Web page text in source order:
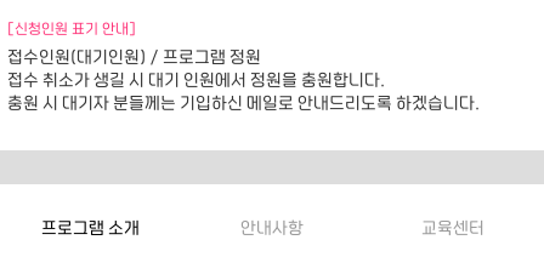
[신청인원 표기 안내]
접수인원(대기인원) / 프로그램 정원
접수 취소가 생길 시 대기 인원에서 정원을 충원합니다.
충원 시 대기자 분들께는 기입하신 메일로 안내드리도록 하겠습니다.
프로그램 소개 안내사항 교육센터